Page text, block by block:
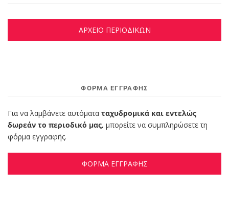
ΑΡΧΕΙΟ ΠΕΡΙΟΔΙΚΩΝ
ΦΌΡΜΑ ΕΓΓΡΑΦΉΣ
Για να λαμβάνετε αυτόματα ταχυδρομικά και εντελώς
δωρεάν το περιοδικό μας, μπορείτε να συμπληρώσετε τη
φόρμα εγγραφής.
ΦΟΡΜΑ ΕΓΓΡΑΦΗΣ